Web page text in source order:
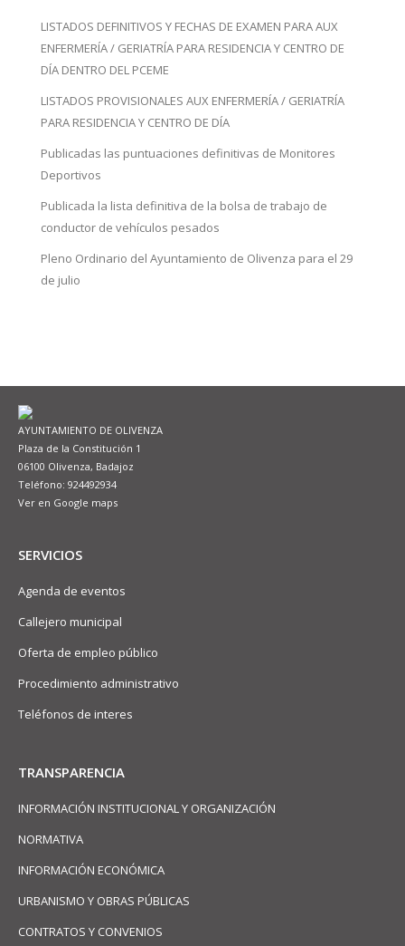
LISTADOS DEFINITIVOS Y FECHAS DE EXAMEN PARA AUX
ENFERMERÍA / GERIATRÍA PARA RESIDENCIA Y CENTRO DE
DÍA DENTRO DEL PCEME
LISTADOS PROVISIONALES AUX ENFERMERÍA / GERIATRÍA
PARA RESIDENCIA Y CENTRO DE DÍA
Publicadas las puntuaciones definitivas de Monitores
Deportivos
Publicada la lista definitiva de la bolsa de trabajo de
conductor de vehículos pesados
Pleno Ordinario del Ayuntamiento de Olivenza para el 29
de julio
AYUNTAMIENTO DE OLIVENZA
Plaza de la Constitución 1
06100 Olivenza, Badajoz
Teléfono: 924492934
Ver en Google maps
SERVICIOS
Agenda de eventos
Callejero municipal
Oferta de empleo público
Procedimiento administrativo
Teléfonos de interes
TRANSPARENCIA
INFORMACIÓN INSTITUCIONAL Y ORGANIZACIÓN
NORMATIVA
INFORMACIÓN ECONÓMICA
URBANISMO Y OBRAS PÚBLICAS
CONTRATOS Y CONVENIOS